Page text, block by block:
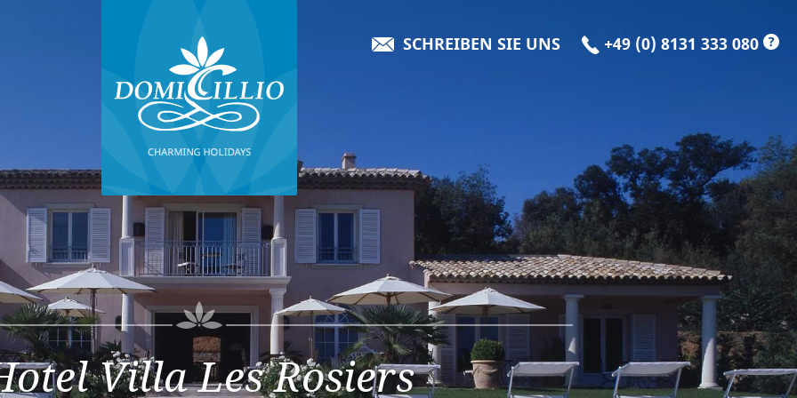
SCHREIBEN SIE UNS +49 (0) 8131 333 080
?
Villa Les Rosiers